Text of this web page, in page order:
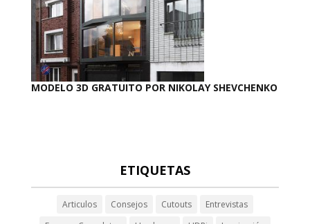
MODELO 3D GRATUITO POR NIKOLAY SHEVCHENKO
ETIQUETAS
Articulos Consejos Cutouts
Entrevistas